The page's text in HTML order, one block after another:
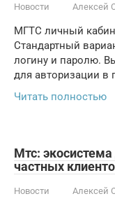
Новости Алексей
МГТС личный
Стандартный
логину и паролю.
для авторизации в
Читать полностью
Мтс: экосистема
частных
Новости Алексей